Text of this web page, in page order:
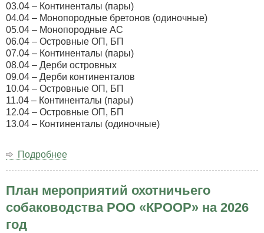
03.04 – Континенталы (пары)
04.04 – Монопородные бретонов (одиночные)
05.04 – Монопородные АС
06.04 – Островные ОП, БП
07.04 – Континенталы (пары)
08.04 – Дерби островных
09.04 – Дерби континенталов
10.04 – Островные ОП, БП
11.04 – Континенталы (пары)
12.04 – Островные ОП, БП
13.04 – Континенталы (одиночные)
Подробнее
серии
трайлов
План мероприятий охотничьего
собаководства РОО «КРООР» на 2026
год